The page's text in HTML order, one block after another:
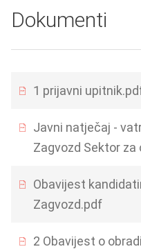
Dokumenti
1 prijavni
Javni natječaj -
Zagvozd Sektor
Obavijest
Zagvozd.pdf
2 Obavijest o